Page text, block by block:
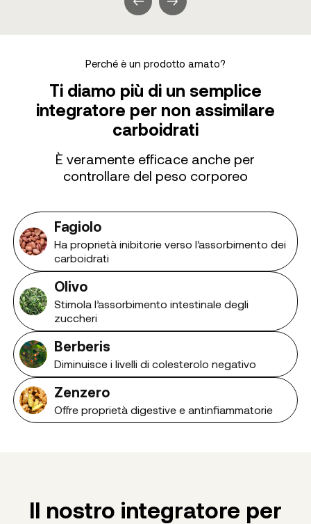
Perché è un prodotto amato?
Ti diamo più di un semplice
integratore per non assimilare
carboidrati
È veramente efficace anche per
controllare del peso corporeo
Fagiolo
Ha proprietà inibitorie verso l’assorbimento dei
carboidrati
Olivo
Stimola l’assorbimento intestinale degli
zuccheri
Berberis
Diminuisce i livelli di colesterolo negativo
Zenzero
Offre proprietà digestive e antinfiammatorie
Il nostro integratore per